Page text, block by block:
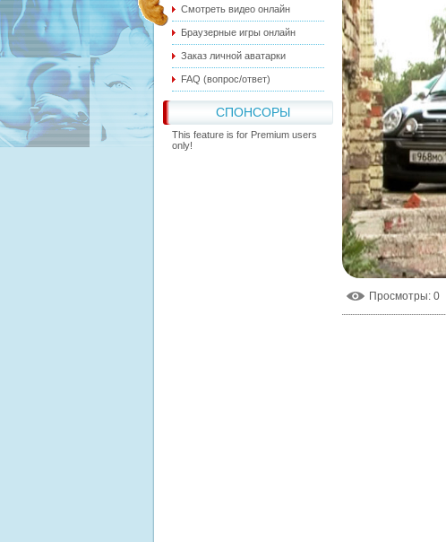
Смотреть видео онлайн
Браузерные игры онлайн
Заказ личной аватарки
FAQ (вопрос/ответ)
СПОНСОРЫ
This feature is for Premium users
only!
Просмотры: 0